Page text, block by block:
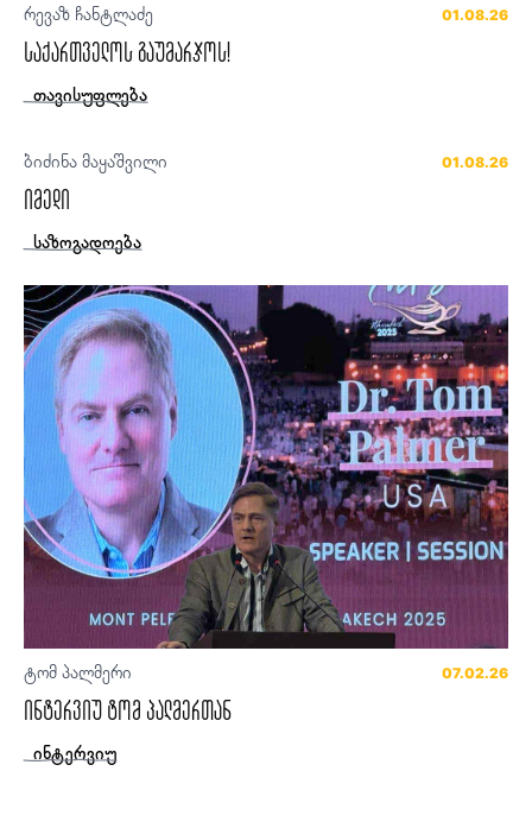
რევაზ ჩანტლაძე 01.08.26
საქართველოს გაუმარჯოს!
თავისუფლება
ბიძინა მაყაშვილი 01.08.26
იმედი
საზოგადოება
ტომ პალმერი 07.02.26
ინტერვიუ ტომ პალმერთან
ინტერვიუ